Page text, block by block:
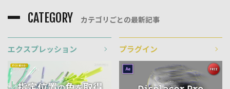
CATEGORY カテゴリごとの最新記事
エクスプレッション プラグイン